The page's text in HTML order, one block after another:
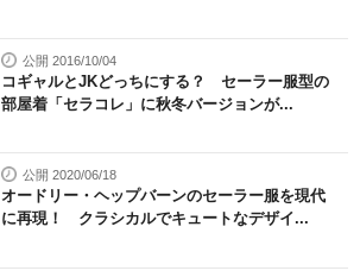
公開 2016/10/04
コギャルとJKどっちにする？ セーラー服型の
部屋着「セラコレ」に秋冬バージョンが...
公開 2020/06/18
オードリー・ヘップバーンのセーラー服を現代
に再現！ クラシカルでキュートなデザイ...